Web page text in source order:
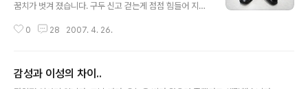
꿈치가 벗겨 졌습니다. 구두 신고 걷는게 점점 힘들어 지네
알게 모르게 상처를 주다가.. 그래도 처음 만났을때는 설레
리를 잘못해서 망가져 버리면... 가지고 있으면 짐이되는.....
0 28 2007. 4. 26.
감성과 이성의 차이..